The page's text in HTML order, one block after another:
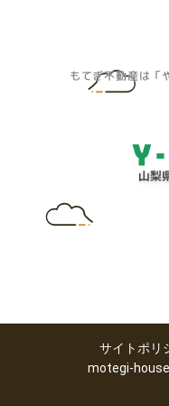
もてぎ不動産は「
サイトポリ
motegi-